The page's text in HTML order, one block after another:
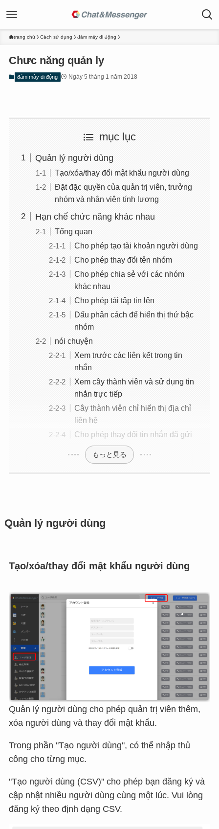
trang chủ Cách sử dụng đám mây di động
Chưc năng quản ly
đám mây di động Ngày 5 tháng 1 năm 2018
mục lục
Quản lý người dùng
Tạo/xóa/thay đổi mật khẩu người dùng
Đặt đặc quyền của quản trị viên, trưởng
nhóm và nhân viên tính lương
Hạn chế chức năng khác nhau
Tổng quan
Cho phép tạo tài khoản người dùng
Cho phép thay đổi tên nhóm
Cho phép chia sẻ với các nhóm
khác nhau
Cho phép tải tập tin lên
Dấu phân cách để hiển thị thứ bậc
nhóm
nói chuyện
Xem trước các liên kết trong tin
nhắn
Xem cây thành viên và sử dụng tin
nhắn trực tiếp
Cây thành viên chỉ hiển thị địa chỉ
liên hệ
Cho phép thay đổi tin nhắn đã gửi
もっと見る
Quản lý người dùng
Tạo/xóa/thay đổi mật khẩu người dùng
Quản lý người dùng cho phép quản trị viên thêm,
xóa người dùng và thay đổi mật khẩu.
Trong phần "Tạo người dùng", có thể nhập thủ
công cho từng mục.
"Tạo người dùng (CSV)" cho phép bạn đăng ký và
cập nhật nhiều người dùng cùng một lúc. Vui lòng
đăng ký theo định dạng CSV.